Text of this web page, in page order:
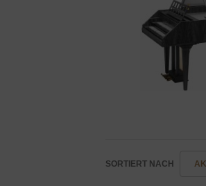
SORTIERT NACH